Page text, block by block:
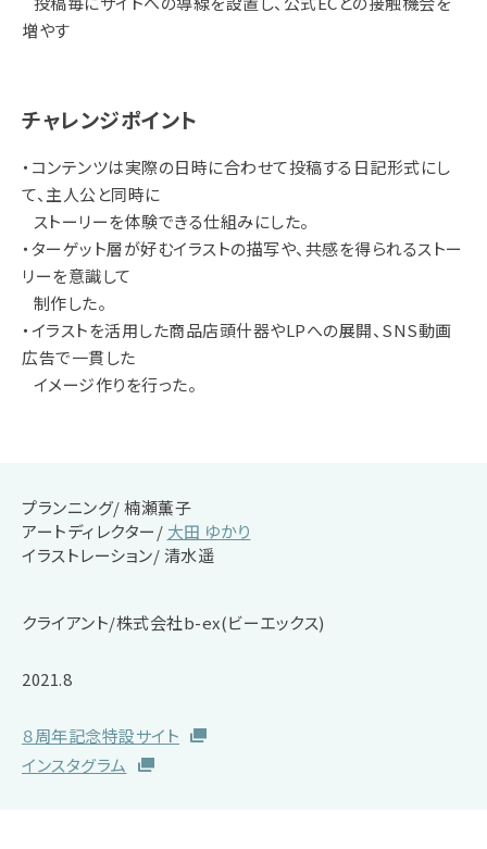
増やす
チャレンジポイント
・コンテンツは実際の日時に合わせて投稿する日記形式にし
て、主人公と同時に
ストーリーを体験できる仕組みにした。
・ターゲット層が好むイラストの描写や、共感を得られるストー
リーを意識して
制作した。
・イラストを活用した商品店頭什器やLPへの展開、SNS動画
広告で一貫した
イメージ作りを行った。
プランニング/楠瀬薫子
アートディレクター/ 大田 ゆかり
イラストレーション/清水遥
クライアント/株式会社b-ex(ビーエックス)
2021.8
８周年記念特設サイト
インスタグラム